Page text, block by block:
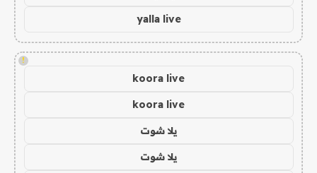
yalla live
!
koora live
koora live
يلا شوت
يلا شوت